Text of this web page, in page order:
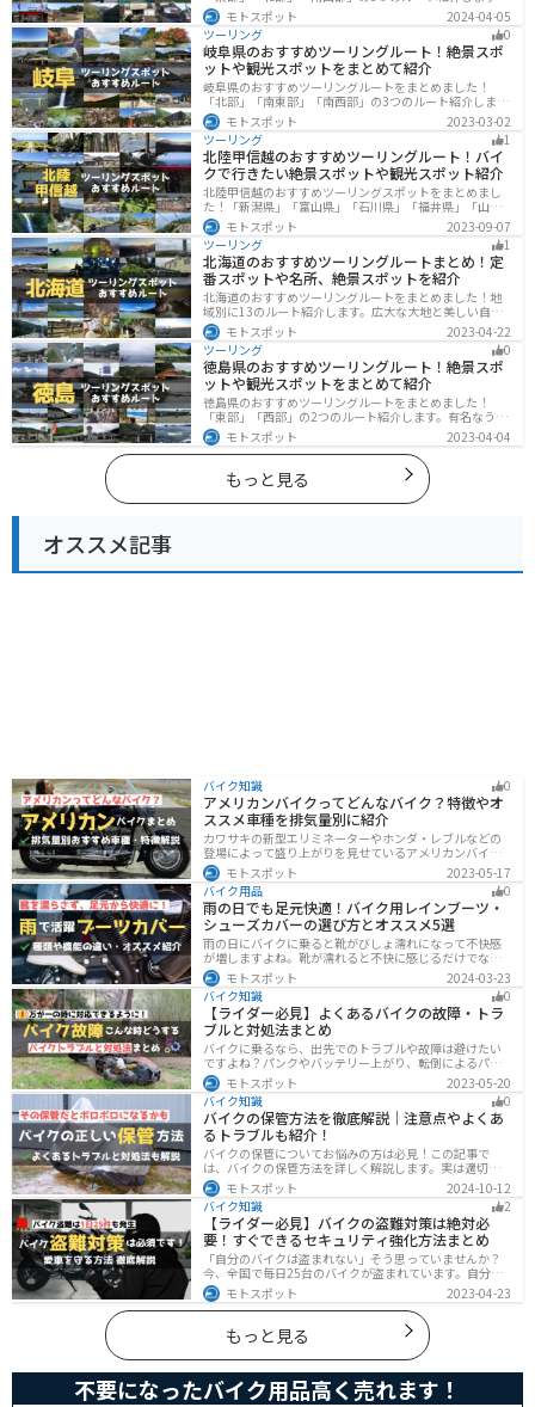
山と海どちらも楽しめるスポットが多数あり、様々な楽
しみ方ができます。バイクで高知県にツーリングに行く
際は参考にしてください。
モトスポット
2024-04-05
ツーリング
0
岐阜県のおすすめツーリングルート！絶景スポ
ットや観光スポットをまとめて紹介
岐阜県のおすすめツーリングルートをまとめました！
「北部」「南東部」「南西部」の3つのルート紹介しま
す。自然豊かな山が充実しており、山を生かした施設や
グルメ、絶景スポットなど、自然を満喫するツーリング
ができます。バイクで岐阜県にツーリングに行く際は参
考にしてください。
モトスポット
2023-03-02
ツーリング
1
北陸甲信越のおすすめツーリングルート！バイ
クで行きたい絶景スポットや観光スポット紹介
北陸甲信越のおすすめツーリングスポットをまとめまし
た！「新潟県」「富山県」「石川県」「福井県」「山梨
県」「長野県」の各県の観光地紹介します。自然豊かな
山々や湖、温泉地が点在し、四季折々の景色を楽しめる
スポットが多数あります。バイクで北陸甲信越にツーリ
ングに行く際は参考にしてください。
モトスポット
2023-09-07
ツーリング
1
北海道のおすすめツーリングルートまとめ！定
番スポットや名所、絶景スポットを紹介
北海道のおすすめツーリングルートをまとめました！地
域別に13のルート紹介します。広大な大地と美しい自然
が広がり、四季折々の魅力を楽しめる観光スポットが数
多くあります。バイクで北海道にツーリングに行く際は
参考にしてください。
モトスポット
2023-04-22
ツーリング
0
徳島県のおすすめツーリングルート！絶景スポ
ットや観光スポットをまとめて紹介
徳島県のおすすめツーリングルートをまとめました！
「東部」「西部」の2つのルート紹介します。有名なうず
しおや山を中心とした自然豊かなスポットが多数ありま
す。バイクで徳島県にツーリングに行く際は参考にして
ください。
モトスポット 2023-04-04
もっと見る
オススメ記事
バイク知識 0
アメリカンバイクってどんなバイク？特徴やオ
ススメ車種を排気量別に紹介
カワサキの新型エリミネーターやホンダ・レブルなどの
登場によって盛り上がりを見せているアメリカンバイ
ク。スタイリッシュに乗れることはもちろん、ツーリン
グや通学通勤もこなせるアメリカンバイクの特徴や、オ
ススメの車種についてご紹介します！
モトスポット
2023-05-17
バイク用品
0
雨の日でも足元快適！バイク用レインブーツ・
シューズカバーの選び方とオススメ5選
雨の日にバイクに乗ると靴がびしょ濡れになって不快感
が増しますよね。靴が濡れると不快に感じるだけでなく
操作性にも影響が出るので事故の原因にもなります。ブ
ーツカバーを使うことで靴を雨や汚れから防ぐことがで
きます。防風効果もあるので寒さ対策にもなります。
モトスポット
2024-03-23
バイク知識
0
【ライダー必見】よくあるバイクの故障・トラ
ブルと対処法まとめ
バイクに乗るなら、出先でのトラブルや故障は避けたい
ですよね？パンクやバッテリー上がり、転倒によるパー
ツの破損、鍵紛失などよくあるトラブルと対処法を徹底
的にまとめました！実際に遭遇しなくても対処法を知
り、事前に準備しておくようにしましょう。
モトスポット
2023-05-20
バイク知識
0
バイクの保管方法を徹底解説｜注意点やよくあ
るトラブルも紹介！
バイクの保管についてお悩みの方は必見！この記事で
は、バイクの保管方法を詳しく解説します。実は適切に
保管しなければ、バイクの状態を悪化させる恐れがあり
ます。記事を参考にすれば、バイクを状態良く長持ちさ
せることが可能です。
モトスポット
2024-10-12
バイク知識
2
【ライダー必見】バイクの盗難対策は絶対必
要！すぐできるセキュリティ強化方法まとめ
「自分のバイクは盗まれない」そう思っていませんか？
今、全国で毎日25台のバイクが盗まれています。自分の
バイクは大丈夫という保証はどこにもありません。バイ
クの盗難対策の方法を理解して、自分のバイクは自分で
守りましょう。
モトスポット 2023-04-23
もっと見る
不要になったバイク用品高く売れます！